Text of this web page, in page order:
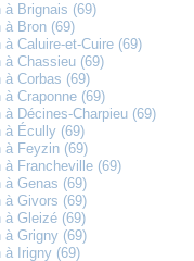
à Brignais (69)
à Bron (69)
à Caluire-et-Cuire (69)
à Chassieu (69)
à Corbas (69)
à Craponne (69)
à Décines-Charpieu (69)
à Écully (69)
à Feyzin (69)
à Francheville (69)
à Genas (69)
à Givors (69)
à Gleizé (69)
à Grigny (69)
à Irigny (69)